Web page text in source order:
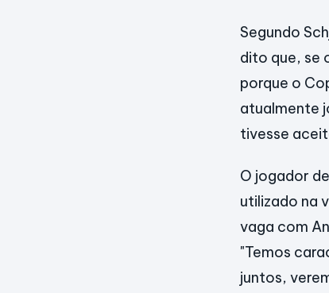
Segundo
dito que, se
porque o
atualmente
tivesse
O jogador
utilizado na
vaga com
"Temos
juntos,